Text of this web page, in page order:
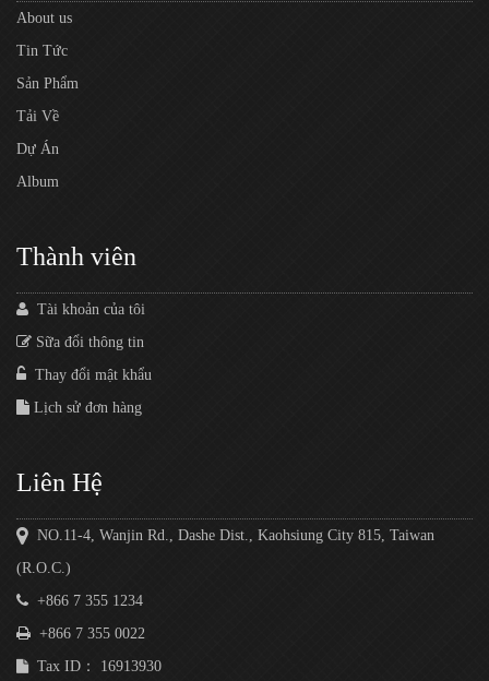
About us
Tin Tức
Sản Phẩm
Tải Về
Dự Án
Album
Thành viên
Tài khoản của tôi
Sữa đổi thông tin
Thay đổi mật khẩu
Lịch sử đơn hàng
Liên Hệ
NO.11-4, Wanjin Rd., Dashe Dist., Kaohsiung City 815, Taiwan
(R.O.C.)
+866 7 355 1234
+866 7 355 0022
Tax ID： 16913930